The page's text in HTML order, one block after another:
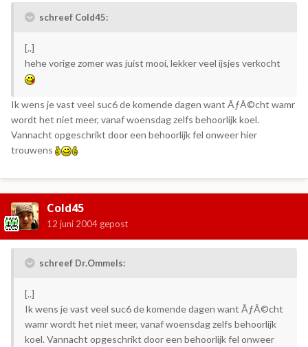
schreef Cold45:
[..]
hehe vorige zomer was juist mooi, lekker veel ijsjes verkocht
Ik wens je vast veel suc6 de komende dagen want ÃƒÂ©cht wamr
wordt het niet meer, vanaf woensdag zelfs behoorlijk koel.
Vannacht opgeschrikt door een behoorlijk fel onweer hier
trouwens
Cold45
12 juni 2004 gepost
schreef Dr.Ommels:
[..]
Ik wens je vast veel suc6 de komende dagen want ÃƒÂ©cht
wamr wordt het niet meer, vanaf woensdag zelfs behoorlijk
koel. Vannacht opgeschrikt door een behoorlijk fel onweer